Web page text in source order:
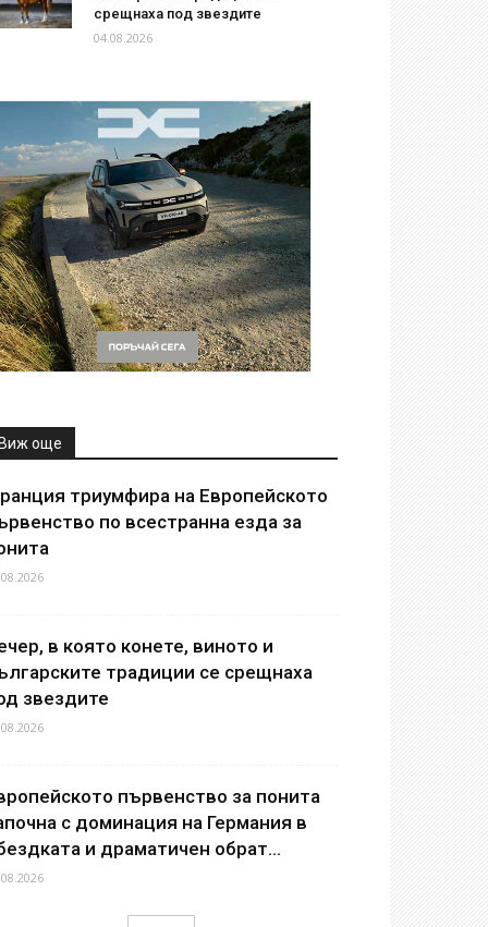
срещнаха под звездите
04.08.2026
още
триумфира на Европейското
по всестранна езда за
в която конете, виното и
традиции се срещнаха
звездите
първенство за понита
с доминация на Германия в
и драматичен обрат...